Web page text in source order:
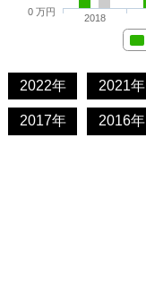
2018
0 万円
2022年 2021年
2017年 2016年